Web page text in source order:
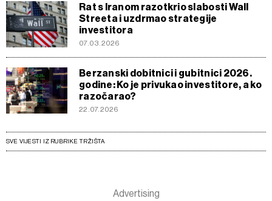
Rat s Iranom razotkrio slabosti Wall
Streeta i uzdrmao strategije
investitora
07.03.2026
Berzanski dobitnici i gubitnici 2026.
godine: Ko je privukao investitore, a ko
razočarao?
22.07.2026
SVE VIJESTI IZ RUBRIKE TRŽIŠTA